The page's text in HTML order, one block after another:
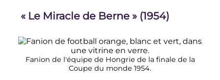
« Le Miracle de Berne » (1954)
Fanion de l'équipe de Hongrie de la finale de la
Coupe du monde 1954.